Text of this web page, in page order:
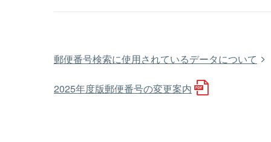
郵便番号検索に使用されているデータについて
2025年度版郵便番号の変更案内